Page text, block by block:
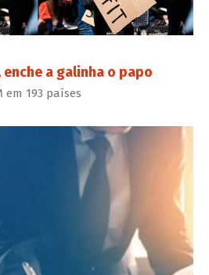
enche a galinha o papo
em 193 países